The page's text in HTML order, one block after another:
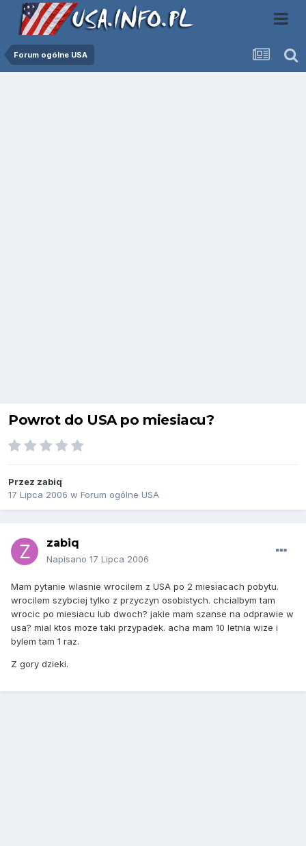
Forum ogólne USA
Powrot do USA po miesiacu?
Przez zabiq
17 Lipca 2006 w Forum ogólne USA
zabiq
Napisano 17 Lipca 2006
Mam pytanie wlasnie wrocilem z USA po 2 miesiacach pobytu.
wrocilem szybciej tylko z przyczyn osobistych. chcialbym tam
wrocic po miesiacu lub dwoch? jakie mam szanse na odprawie w
usa? mial ktos moze taki przypadek. acha mam 10 letnia wize i
bylem tam 1 raz.
Z gory dzieki.